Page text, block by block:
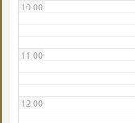
10:00
11:00
12:00